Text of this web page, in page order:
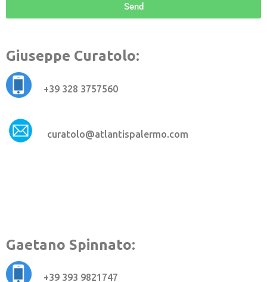
Send
Giuseppe Curatolo:
+39 328 3757560
curatolo@atlantispalermo.com
Gaetano Spinnato:
+39 393 9821747